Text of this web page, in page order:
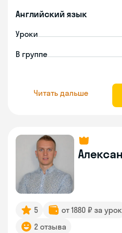
Английский язык
Уроки
В группе
Читать дальше
5 от 1880 ₽ за урок
2 отзыва